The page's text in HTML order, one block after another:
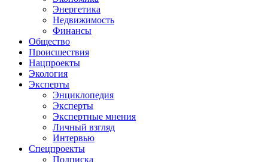
Энергетика
Недвижимость
Финансы
Общество
Происшествия
Нацпроекты
Экология
Эксперты
Энциклопедия
Эксперты
Экспертные мнения
Личный взгляд
Интервью
Спецпроекты
Подписка